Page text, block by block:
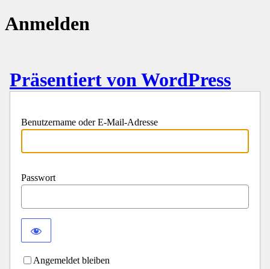
Anmelden
Präsentiert von WordPress
Benutzername oder E-Mail-Adresse
Passwort
Angemeldet bleiben